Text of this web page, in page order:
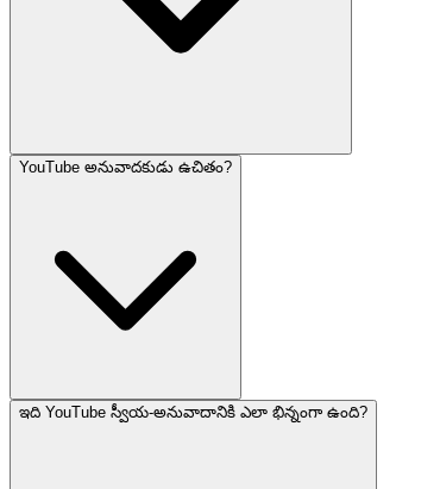
YouTube అనువాదకుడు ఉచితం?
ఇది YouTube స్వీయ-అనువాదానికి ఎలా భిన్నంగా ఉంది?